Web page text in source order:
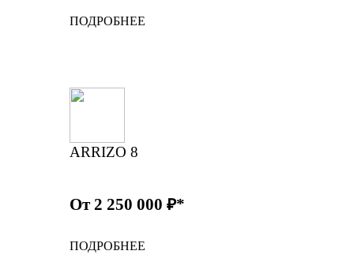
ПОДРОБНЕЕ
ARRIZO 8
От 2 250 000 ₽*
ПОДРОБНЕЕ